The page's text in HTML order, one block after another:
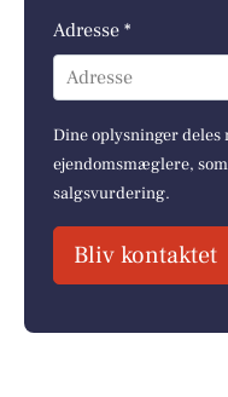
Adresse *
Adresse
Dine oplysninger deles
ejendomsmæglere,
salgsvurdering.
Bliv kontaktet